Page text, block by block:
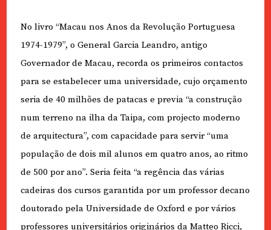
No livro “Macau nos Anos da Revolução Portuguesa
1974-1979”, o General Garcia Leandro, antigo
Governador de Macau, recorda os primeiros contactos
para se estabelecer uma universidade, cujo orçamento
seria de 40 milhões de patacas e previa “a construção
num terreno na ilha da Taipa, com projecto moderno
de arquitectura”, com capacidade para servir “uma
população de dois mil alunos em quatro anos, ao ritmo
de 500 por ano”. Seria feita “a regência das várias
cadeiras dos cursos garantida por um professor decano
doutorado pela Universidade de Oxford e por vários
professores universitários originários da Matteo Ricci,